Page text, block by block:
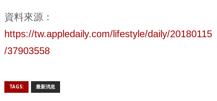
資料來源：
https://tw.appledaily.com/lifestyle/daily/20180115
/37903558
TAGS: 最新消息